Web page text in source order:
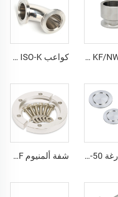
محول KF/NW أنثوي من الفولاذ المقاوم للصدأ، قطع توصيل حلقات فراغية، خيط PT/NPT، من KF16 إلى KF50 و1/8"-2" كواعب ISO-K بزاوية 90 درجة مقاس ISO63-ISO160، شفة فراغ عالية الجودة من الفولاذ المقاوم للصدأ SS304 وSS316L، مخرطة مخصصة، وصلة مشبك فراغ من الفولاذ المقاوم للصدأ
شفة فارغة KF16-KF160 NW16-50 من الصلب المقاوم للصدأ SS304 وSS316L والألومنيوم والبولي tetrafluoroethylene مكونات الشفة الفراغية، تركيب فارغ عالي الجودة شفة ألمنيوم KF مشبك عارضة KF16/KF25/KF40/KF50 تركيب مشبك فراغ عالي الجودة NW16/25/40/50 ولأوعية غرف الفراغ عالية الجهد البسيطة